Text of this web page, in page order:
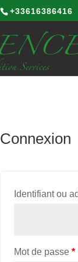
+33616386416
Connexion
Identifiant ou
Mot de passe*